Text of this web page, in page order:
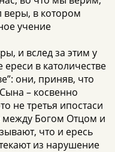
веры, в котором
учение
и вслед за этим у
в католичестве
они, приняв, что
– косвенно
не третья ипостаси
Богом Отцом и
что и ересь
из нарушение